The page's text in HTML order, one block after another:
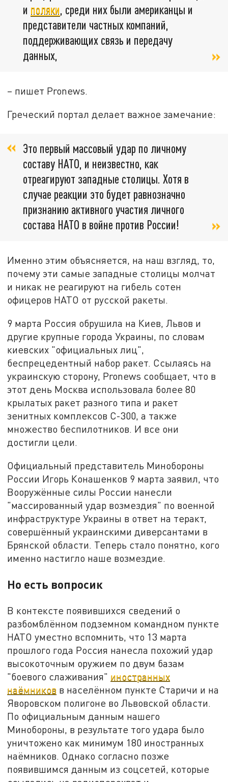
и поляки , среди них были американцы и
представители частных компаний,
поддерживающих связь и передачу
данных,
– пишет Pronews.
Греческий портал делает важное замечание:
Это первый массовый удар по личному
составу НАТО, и неизвестно, как
отреагируют западные столицы. Хотя в
случае реакции это будет равнозначно
признанию активного участия личного
состава НАТО в войне против России!
Именно этим объясняется, на наш взгляд, то,
почему эти самые западные столицы молчат
и никак не реагируют на гибель сотен
офицеров НАТО от русской ракеты.
9 марта Россия обрушила на Киев, Львов и
другие крупные города Украины, по словам
киевских "официальных лиц",
беспрецедентный набор ракет. Ссылаясь на
украинскую сторону, Pronews сообщает, что в
этот день Москва использовала более 80
крылатых ракет разного типа и ракет
зенитных комплексов С-300, а также
множество беспилотников. И все они
достигли цели.
Официальный представитель Минобороны
России Игорь Конашенков 9 марта заявил, что
Вооружённые силы России нанесли
"массированный удар возмездия" по военной
инфраструктуре Украины в ответ на теракт,
совершённый украинскими диверсантами в
Брянской области. Теперь стало понятно, кого
именно настигло наше возмездие.
Но есть вопросик
В контексте появившихся сведений о
разбомблённом подземном командном пункте
НАТО уместно вспомнить, что 13 марта
прошлого года Россия нанесла похожий удар
высокоточным оружием по двум базам
"боевого слаживания" иностранных
наёмников в населённом пункте Старичи и на
Яворовском полигоне во Львовской области.
По официальным данным нашего
Минобороны, в результате того удара было
уничтожено как минимум 180 иностранных
наёмников. Однако согласно позже
появившимся данным из соцсетей, которые